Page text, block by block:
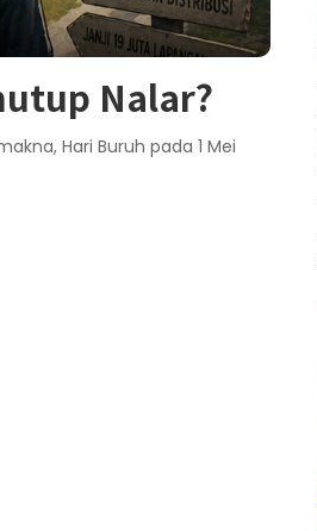
Nalar?
Hari Buruh pada 1 Mei